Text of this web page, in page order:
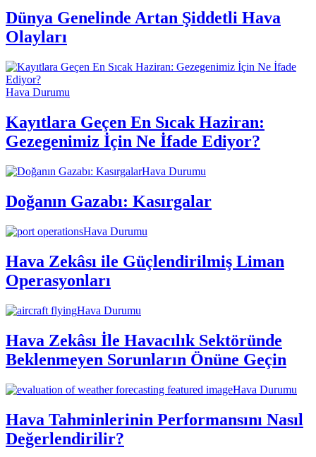
Dünya Genelinde Artan Şiddetli Hava
Olayları
Hava Durumu
Kayıtlara Geçen En Sıcak Haziran:
Gezegenimiz İçin Ne İfade Ediyor?
Hava Durumu
Doğanın Gazabı: Kasırgalar
Hava Durumu
Hava Zekâsı ile Güçlendirilmiş Liman
Operasyonları
Hava Durumu
Hava Zekâsı İle Havacılık Sektöründe
Beklenmeyen Sorunların Önüne Geçin
Hava Durumu
Hava Tahminlerinin Performansını Nasıl
Değerlendirilir?